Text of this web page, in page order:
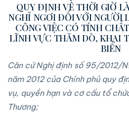
QUY ĐỊNH VỀ THỜI GIỜ
NGHỈ NGƠI ĐỐI VỚI NGƯỜI
CÔNG VIỆC CÓ TÍNH
LĨNH VỰC THĂM DÒ, KHAI
BIỂN
Căn cứ Nghị định số 95/2012/
năm 2012 của Chính phủ quy
vụ, quyền hạn và cơ cấu tổ
Thương;